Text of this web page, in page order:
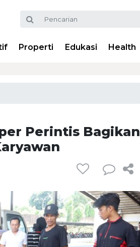
Properti Edukasi Health
Perintis Bagikan